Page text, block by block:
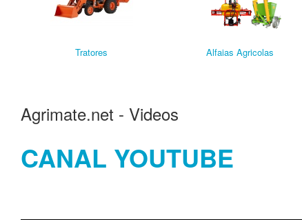
Tratores Alfaias Agricolas
Agrimate.net - Videos
CANAL YOUTUBE